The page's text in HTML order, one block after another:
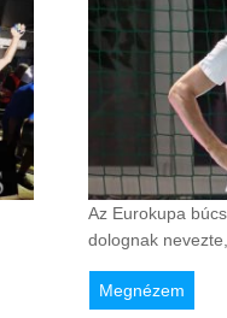
Az Eurokupa
dolognak
Megnézem